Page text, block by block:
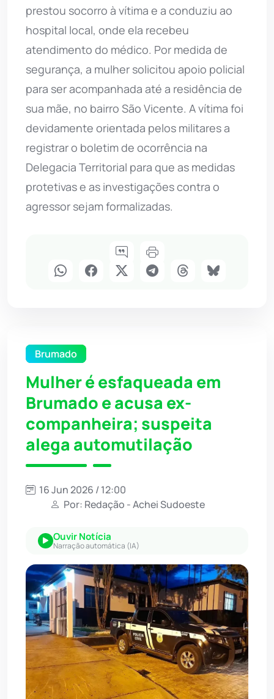
prestou socorro à vítima e a conduziu ao
hospital local, onde ela recebeu
atendimento do médico. Por medida de
segurança, a mulher solicitou apoio policial
para ser acompanhada até a residência de
sua mãe, no bairro São Vicente. A vítima foi
devidamente orientada pelos militares a
registrar o boletim de ocorrência na
Delegacia Territorial para que as medidas
protetivas e as investigações contra o
agressor sejam formalizadas.
Brumado
Mulher é esfaqueada em
Brumado e acusa ex-
companheira; suspeita
alega automutilação
16 Jun 2026 / 12:00
Por: Redação - Achei Sudoeste
Ouvir Notícia
Narração automática (IA)